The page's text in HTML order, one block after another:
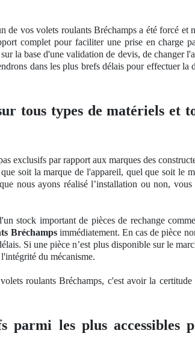
de vos volets roulants Bréchamps a été forcé
complet pour faciliter une prise en charge
la base d'une validation de devis, de changer
dans les plus brefs délais pour effectuer la
tous types de matériels et
exclusifs par rapport aux marques des
soit la marque de l'appareil, quel que soit le
nous ayons réalisé l’installation ou non,
stock important de pièces de rechange
Bréchampsimmédiatement. En cas de pièce
Si une pièce n’est plus disponible sur le
l'intégrité du mécanisme.
roulants Bréchamps, c'est avoir la
parmi les plus accessibles